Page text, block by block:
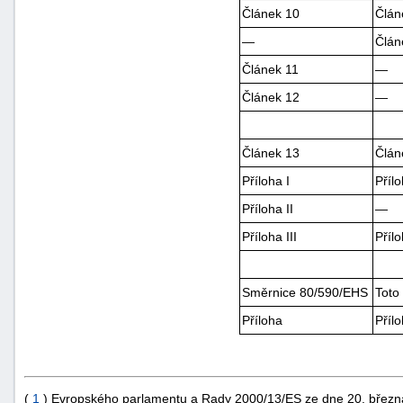
Článek 10
—
Článek 11
—
Článek 12
—
Článek 13
Příloha I
Příloha II
—
Příloha III
Směrnice 80/590/EHS
Příloha
( 1 ) Evropského parlamentu a Rady 2000/13/ES ze dne 20.